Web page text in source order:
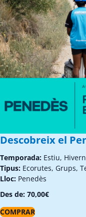
Descobreix el
Temporada: Estiu,
Tipus: Ecorutes, Grups,
Lloc: Penedès
Des de: 70,00€
COMPRAR